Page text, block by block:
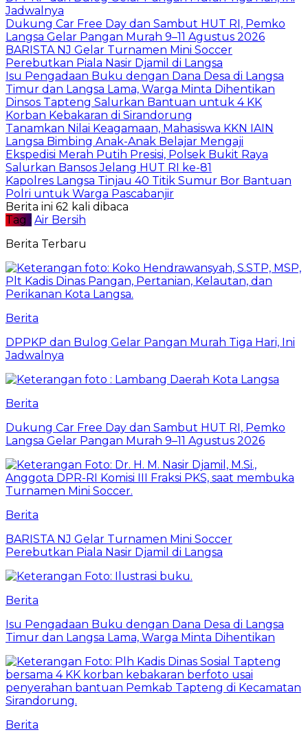
Jadwalnya
Dukung Car Free Day dan Sambut HUT RI, Pemko
Langsa Gelar Pangan Murah 9–11 Agustus 2026
BARISTA NJ Gelar Turnamen Mini Soccer
Perebutkan Piala Nasir Djamil di Langsa
Isu Pengadaan Buku dengan Dana Desa di Langsa
Timur dan Langsa Lama, Warga Minta Dihentikan
Dinsos Tapteng Salurkan Bantuan untuk 4 KK
Korban Kebakaran di Sirandorung
Tanamkan Nilai Keagamaan, Mahasiswa KKN IAIN
Langsa Bimbing Anak-Anak Belajar Mengaji
Ekspedisi Merah Putih Presisi, Polsek Bukit Raya
Salurkan Bansos Jelang HUT RI ke-81
Kapolres Langsa Tinjau 40 Titik Sumur Bor Bantuan
Polri untuk Warga Pascabanjir
Berita ini 62 kali dibaca
Tag : Air Bersih
Berita Terbaru
Berita
DPPKP dan Bulog Gelar Pangan Murah Tiga Hari, Ini
Jadwalnya
Berita
Dukung Car Free Day dan Sambut HUT RI, Pemko
Langsa Gelar Pangan Murah 9–11 Agustus 2026
Berita
BARISTA NJ Gelar Turnamen Mini Soccer
Perebutkan Piala Nasir Djamil di Langsa
Berita
Isu Pengadaan Buku dengan Dana Desa di Langsa
Timur dan Langsa Lama, Warga Minta Dihentikan
Berita